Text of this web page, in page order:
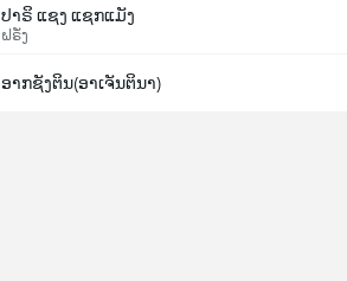
ປາຣິ ແຊງ ແຊກແມັງ
ຝຣັ່ງ
ອາກຊັງຕິນ(ອາເຈັນຕິນາ)